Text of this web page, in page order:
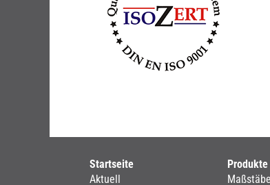
Startseite
Aktuell
Produkte